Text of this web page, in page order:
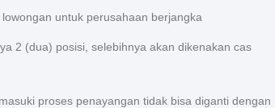
untuk perusahaan berjangka
2 (dua) posisi, selebihnya akan dikenakan cas
proses penayangan tidak bisa diganti dengan